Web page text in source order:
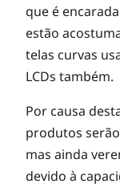
que é
estão
telas curvas
LCDs também.
Por causa
produtos
mas ainda
devido à